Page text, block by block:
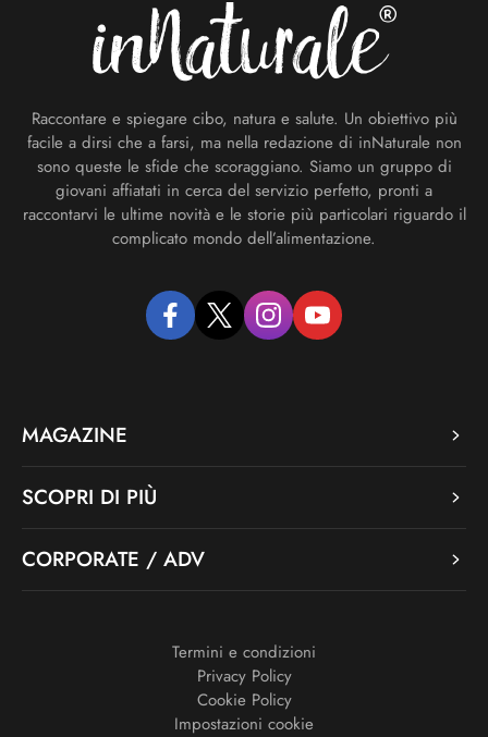
Raccontare e spiegare cibo, natura e salute. Un obiettivo più
facile a dirsi che a farsi, ma nella redazione di inNaturale non
sono queste le sfide che scoraggiano. Siamo un gruppo di
giovani affiatati in cerca del servizio perfetto, pronti a
raccontarvi le ultime novità e le storie più particolari riguardo il
complicato mondo dell’alimentazione.
facebooktwitter instagramyoutube
MAGAZINE
SCOPRI DI PIÙ
CORPORATE / ADV
Termini e condizioni
Privacy Policy
Cookie Policy
Impostazioni cookie